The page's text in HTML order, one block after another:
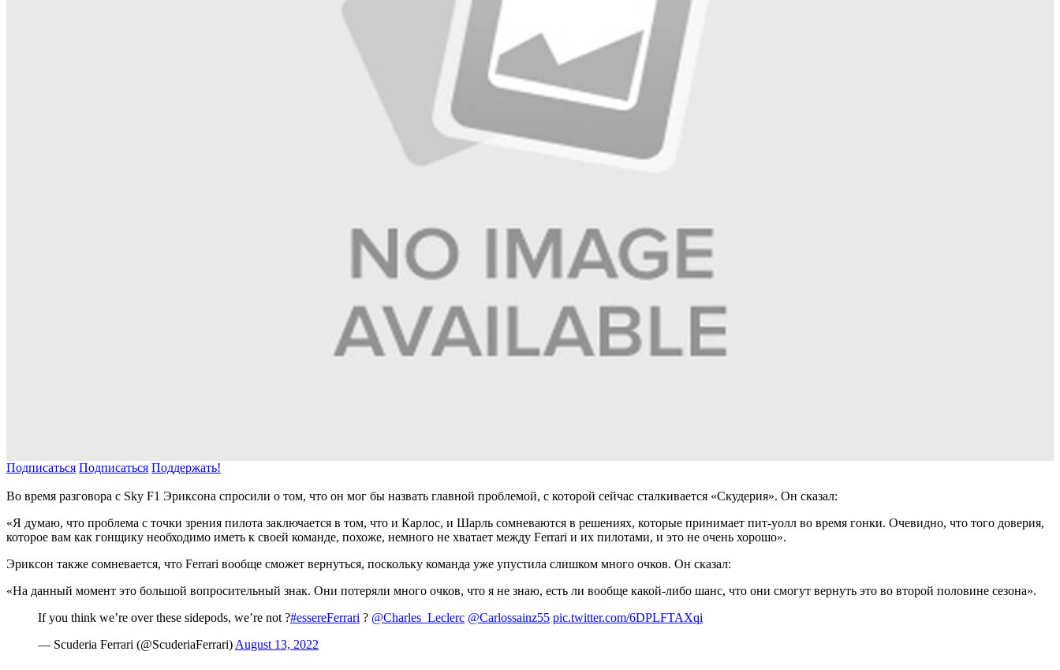
Подписаться Подписаться Поддержать!
Во время разговора с Sky F1 Эриксона спросили о том, что он мог бы назвать главной проблемой, с которой сейчас сталкивается «Скудерия». Он сказал:
«Я думаю, что проблема с точки зрения пилота заключается в том, что и Карлос, и Шарль сомневаются в решениях, которые принимает пит-уолл во время гонки. Очевидно, что того доверия,
которое вам как гонщику необходимо иметь к своей команде, похоже, немного не хватает между Ferrari и их пилотами, и это не очень хорошо».
Эриксон также сомневается, что Ferrari вообще сможет вернуться, поскольку команда уже упустила слишком много очков. Он сказал:
«На данный момент это большой вопросительный знак. Они потеряли много очков, что я не знаю, есть ли вообще какой-либо шанс, что они смогут вернуть это во второй половине сезона».
If you think we’re over these sidepods, we’re not ?#essereFerrari ? @Charles_Leclerc @Carlossainz55 pic.twitter.com/6DPLFTAXqi
— Scuderia Ferrari (@ScuderiaFerrari) August 13, 2022